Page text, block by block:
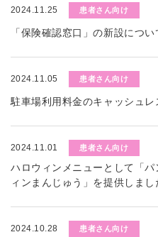
2024.11.25 患者さん向け
「保険確認窓口」の新設につい
2024.11.05 患者さん向け
駐車場利用料金のキャッシュレ
2024.11.01 患者さん向け
ハロウィンメニューとして「
ィンまんじゅう」を提供しまし
2024.10.28 患者さん向け